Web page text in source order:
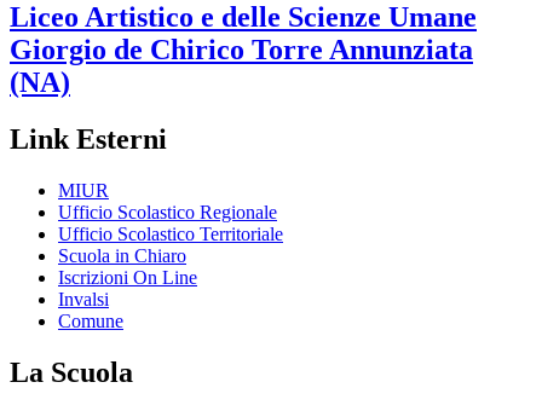
Liceo Artistico e delle Scienze Umane
Giorgio de Chirico Torre Annunziata
(NA)
Link Esterni
MIUR
Ufficio Scolastico Regionale
Ufficio Scolastico Territoriale
Scuola in Chiaro
Iscrizioni On Line
Invalsi
Comune
La Scuola